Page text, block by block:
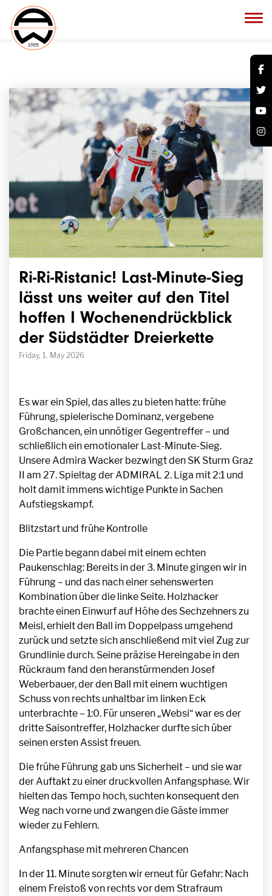
Ri-Ri-Ristanic! Last-Minute-Sieg
lässt uns weiter auf den Titel
hoffen I Wochenendrückblick
der Südstädter Dreierkette
Friday, 1. May 2026
Es war ein Spiel, das alles zu bieten hatte: frühe
Führung, spielerische Dominanz, vergebene
Großchancen, ein unnötiger Gegentreffer – und
schließlich ein emotionaler Last-Minute-Sieg.
Unsere Admira Wacker bezwingt den SK Sturm Graz
II am 27. Spieltag der ADMIRAL 2. Liga mit 2:1 und
holt damit immens wichtige Punkte in Sachen
Aufstiegskampf.
Blitzstart und frühe Kontrolle
Die Partie begann dabei mit einem echten
Paukenschlag: Bereits in der 3. Minute gingen wir in
Führung – und das nach einer sehenswerten
Kombination über die linke Seite. Holzhacker
brachte einen Einwurf auf Höhe des Sechzehners zu
Meisl, erhielt den Ball im Doppelpass umgehend
zurück und setzte sich anschließend mit viel Zug zur
Grundlinie durch. Seine präzise Hereingabe in den
Rückraum fand den heranstürmenden Josef
Weberbauer, der den Ball mit einem wuchtigen
Schuss von rechts unhaltbar im linken Eck
unterbrachte – 1:0. Für unseren „Websi“ war es der
dritte Saisontreffer, Holzhacker durfte sich über
seinen ersten Assist freuen.
Die frühe Führung gab uns Sicherheit – und sie war
der Auftakt zu einer druckvollen Anfangsphase. Wir
hielten das Tempo hoch, suchten konsequent den
Weg nach vorne und zwangen die Gäste immer
wieder zu Fehlern.
Anfangsphase mit mehreren Chancen
In der 11. Minute sorgten wir erneut für Gefahr: Nach
einem Freistoß von rechts vor dem Strafraum